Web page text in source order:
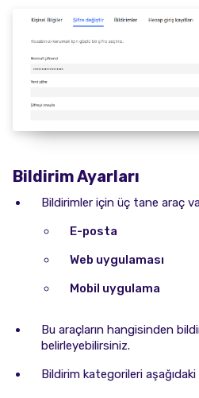
Bildirim Ayarları
Bildirimler için üç tane araç
E-posta
Web uygulaması
Mobil uygulama
Bu araçların hangisinden
belirleyebilirsiniz.
Bildirim kategorileri